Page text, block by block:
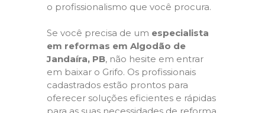
o profissionalismo que você procura.
Se você precisa de um especialista
em reformas em Algodão de
Jandaíra, PB, não hesite em entrar
em baixar o Grifo. Os profissionais
cadastrados estão prontos para
oferecer soluções eficientes e rápidas